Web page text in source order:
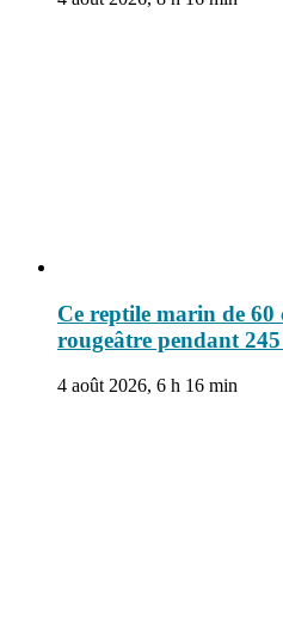
Ce reptile marin de 60
rougeâtre pendant
4 août 2026, 6 h 16 min